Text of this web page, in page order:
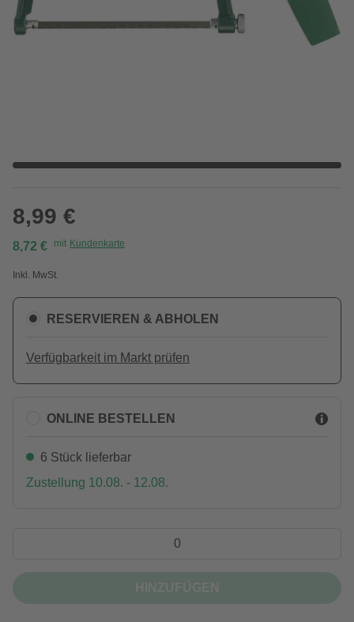
8,99 €
8,72 € mit Kundenkarte
Inkl. MwSt.
RESERVIEREN & ABHOLEN
Verfügbarkeit im Markt prüfen
ONLINE BESTELLEN
6 Stück lieferbar
Zustellung 10.08. - 12.08.